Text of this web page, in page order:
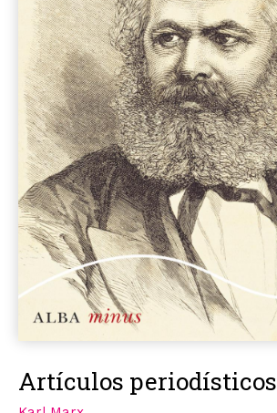
Artículos periodísticos